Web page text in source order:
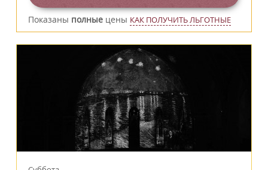
Показаны полные цены КАК ПОЛУЧИТЬ ЛЬГОТНЫЕ